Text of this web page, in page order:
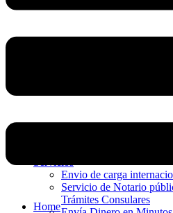
Envio de carga
Servicio de Notario
Trámites Consulares
Home